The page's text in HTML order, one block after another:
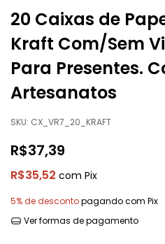
20 Caixas de
Kraft Com/Sem
Para Presentes.
Artesanatos
SKU: CX_VR7_20_KRAFT
R$37,39
R$35,52 com Pix
5% de descontopagando com Pix
Ver formas de pagamento